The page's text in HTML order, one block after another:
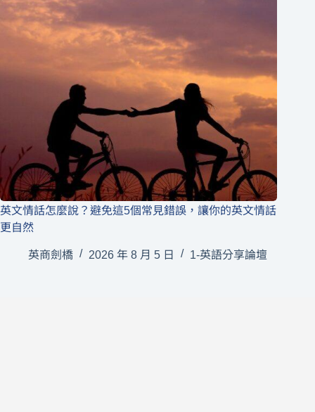
英文情話怎麼說？避免這5個常見錯誤，讓你的英文情話
更自然
英商劍橋 2026 年 8 月 5 日 1-英語分享論壇